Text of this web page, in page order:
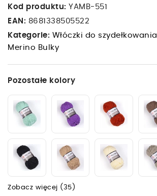
Kod produktu: YAMB-551
EAN: 8681338505522
Kategorie: Włóczki do szydełkowania
Merino Bulky
Pozostałe kolory
Zobacz więcej (35)